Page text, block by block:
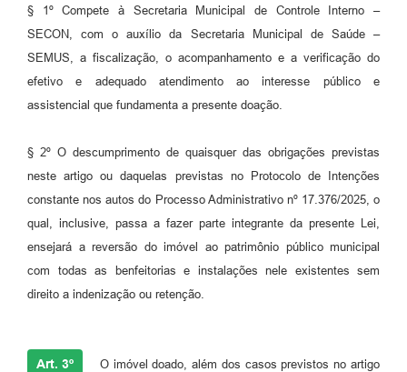
§ 1º Compete à Secretaria Municipal de Controle Interno –
SECON, com o auxílio da Secretaria Municipal de Saúde –
SEMUS, a fiscalização, o acompanhamento e a verificação do
efetivo e adequado atendimento ao interesse público e
assistencial que fundamenta a presente doação.
§ 2º O descumprimento de quaisquer das obrigações previstas
neste artigo ou daquelas previstas no Protocolo de Intenções
constante nos autos do Processo Administrativo nº 17.376/2025, o
qual, inclusive, passa a fazer parte integrante da presente Lei,
ensejará a reversão do imóvel ao patrimônio público municipal
com todas as benfeitorias e instalações nele existentes sem
direito a indenização ou retenção.
Art. 3º O imóvel doado, além dos casos previstos no artigo